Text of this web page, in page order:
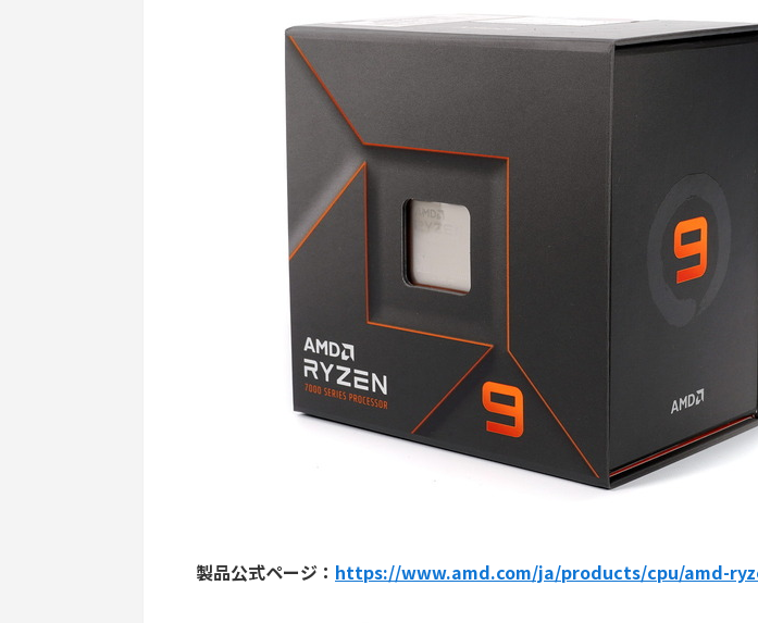
製品公式ページ： https://www.amd.com/ja/products/cpu/amd-